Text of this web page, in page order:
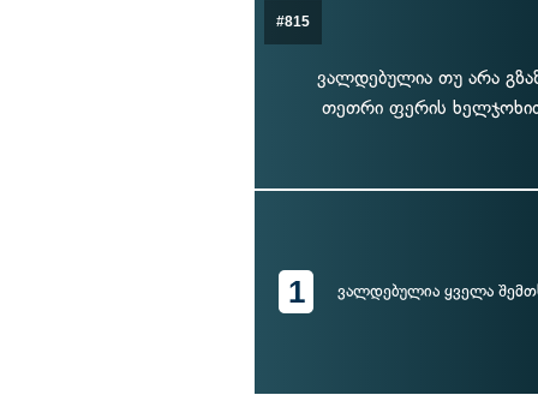
#815
ვალდებულია თუ არა
თეთრი ფერის
1 ვალდებულია ყველა